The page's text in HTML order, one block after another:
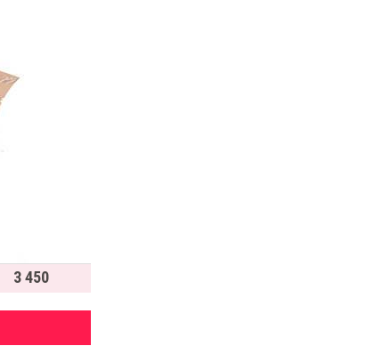
3 450